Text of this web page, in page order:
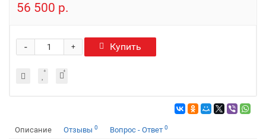
56 500 р.
+
- Купить
Описание Отзывы 0 Вопрос - Ответ 0